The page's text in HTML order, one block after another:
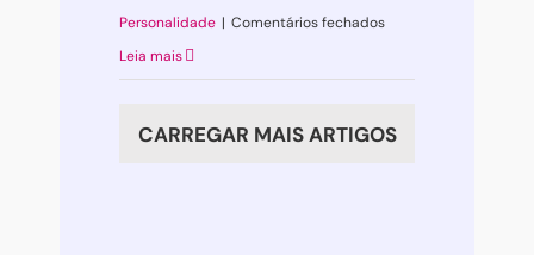
Personalidade | Comentários fechadosem
Leia mais
CARREGAR MAIS ARTIGOS